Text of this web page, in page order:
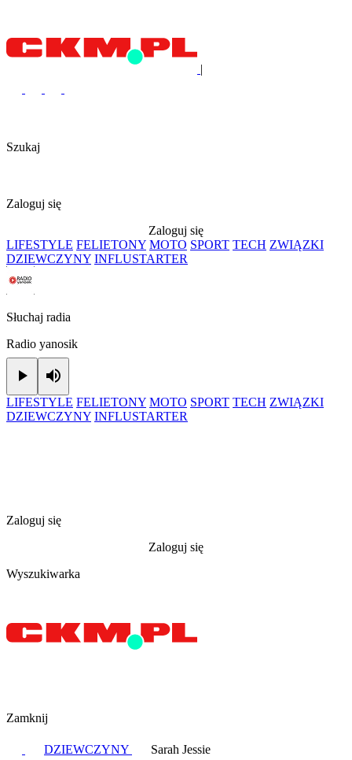
|
Szukaj
Zaloguj się
Zaloguj się
LIFESTYLE FELIETONY MOTO SPORT TECH ZWIĄZKI
DZIEWCZYNY INFLUSTARTER
Słuchaj radia
Radio yanosik
Play
LIFESTYLE FELIETONY MOTO SPORT TECH ZWIĄZKI
DZIEWCZYNY INFLUSTARTER
Zaloguj się
Zaloguj się
Wyszukiwarka
Zamknij
DZIEWCZYNY Sarah Jessie